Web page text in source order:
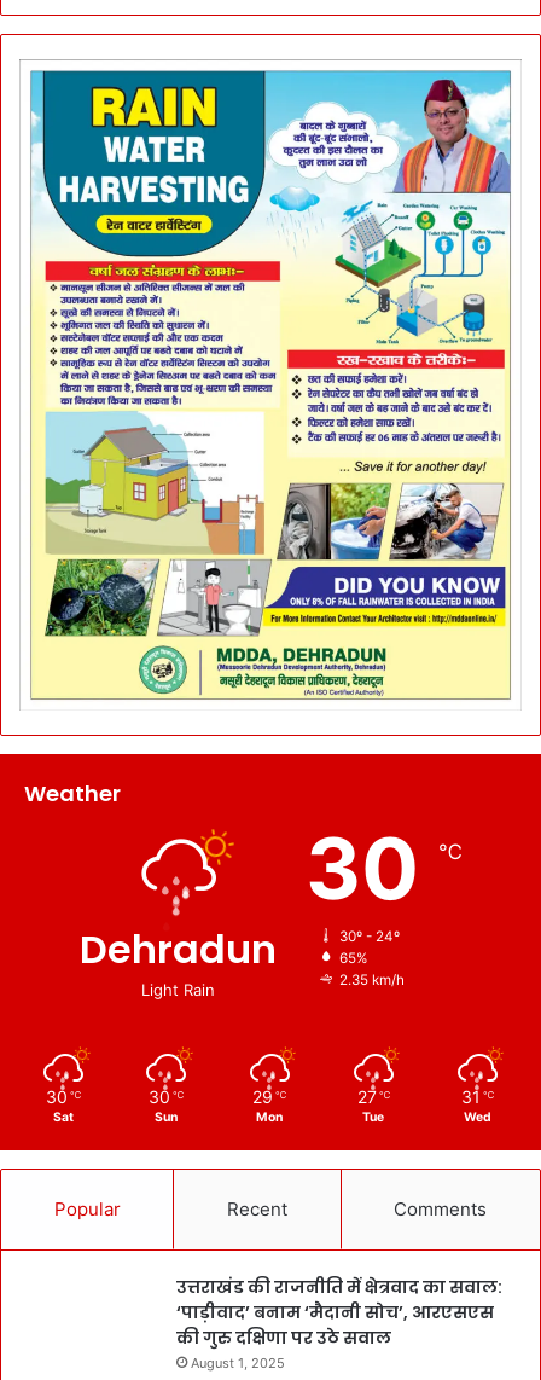
Weather
Dehradun
Light Rain
30 ℃
30º - 24º
65%
2.35 km/h
30 ℃
Sat
30 ℃
Sun
29 ℃
Mon
27 ℃
Tue
31 ℃
Wed
Popular Recent Comments
उत्तराखंड की राजनीति में क्षेत्रवाद का सवाल:
‘पाड़ीवाद’ बनाम ‘मैदानी सोच’, आरएसएस
की गुरु दक्षिणा पर उठे सवाल
August 1, 2025